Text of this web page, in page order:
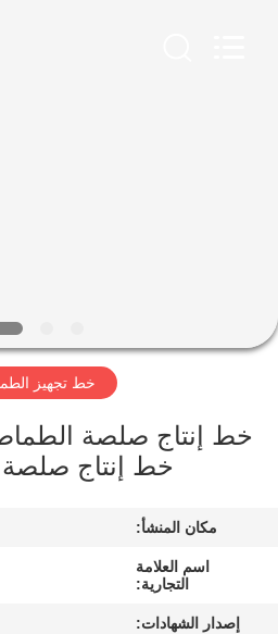
عرض
الافتراضي
جولة
خط تجهيز
خط إنتاج صلصة
خط إنتاج
مكان المنشأ:
اسم العلامة
التجارية:
إصدار الشهادات: